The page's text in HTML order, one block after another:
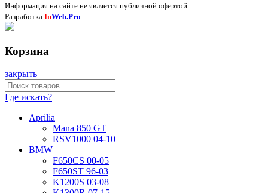
Информация на сайте не является публичной офертой.
Разработка InWeb.Pro
Корзина
закрыть
Где искать?
Aprilia
Mana 850 GT
RSV1000 04-10
BMW
F650CS 00-05
F650ST 96-03
K1200S 03-08